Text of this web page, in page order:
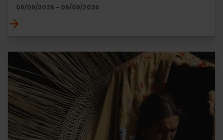
06/09/2026 - 06/09/2026